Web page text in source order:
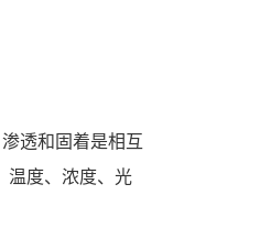
透和固着是相互
温度、浓度、光